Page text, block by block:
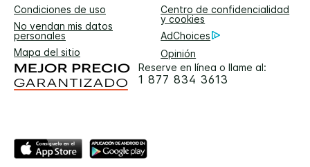
Condiciones de uso
Centro de confidencialidad
y cookies
No vendan mis datos
personales
AdChoices
Mapa del sitio
Opinión
Reserve en línea o llame al:
1 877 834 3613